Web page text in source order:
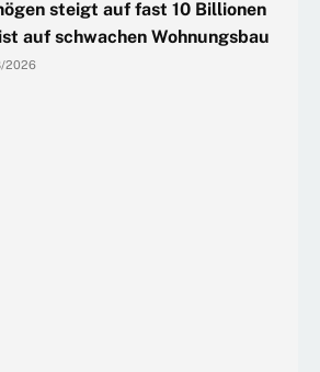
steigt auf fast 10 Billionen
auf schwachen Wohnungsbau
2026